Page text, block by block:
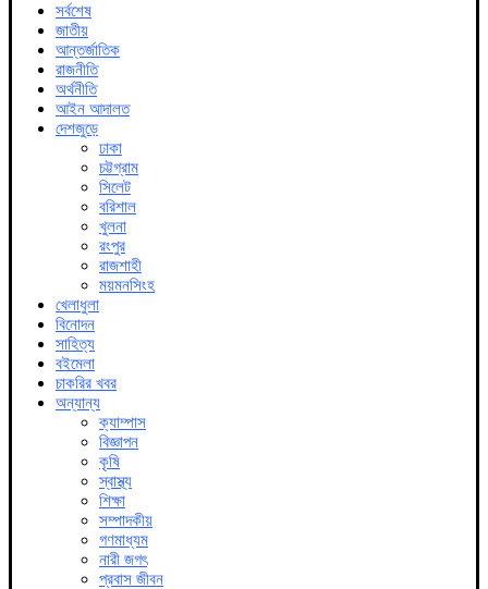
সর্বশেষ
জাতীয়
আন্তর্জাতিক
রাজনীতি
অর্থনীতি
আইন আদালত
দেশজুড়ে
ঢাকা
চট্টগ্রাম
সিলেট
বরিশাল
খুলনা
রংপুর
রাজশাহী
ময়মনসিংহ
খেলাধুলা
বিনোদন
সাহিত্য
বইমেলা
চাকরির খবর
অন্যান্য
ক্যাম্পাস
বিজ্ঞাপন
কৃষি
স্বাস্থ্য
শিক্ষা
সম্পাদকীয়
গণমাধ্যম
নারী জগৎ
প্রবাস জীবন